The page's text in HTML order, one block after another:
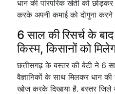
धान की पांरपरिक खेती को
करके अपनी कमाई को दोगुना
6 साल की रिसर्च के
किस्म, किसानों को
छत्तीसगढ़ के बस्तर की बेटी ने 6
वैज्ञानिकों के साथ मिलकर धान
खोज करके दिखाया है. बस्तर